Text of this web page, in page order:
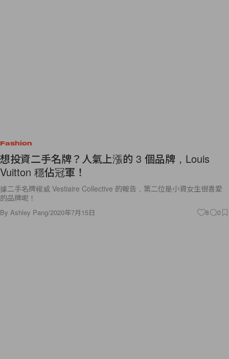
Fashion
想投資二手名牌？人氣上漲的 3 個品牌，Louis
Vuitton 穩佔冠軍！
據二手名牌權威 Vestiaire Collective 的報告，第二位是小資女生很喜愛
的品牌呢！
By Ashley Pang/2020年7月15日 8 0